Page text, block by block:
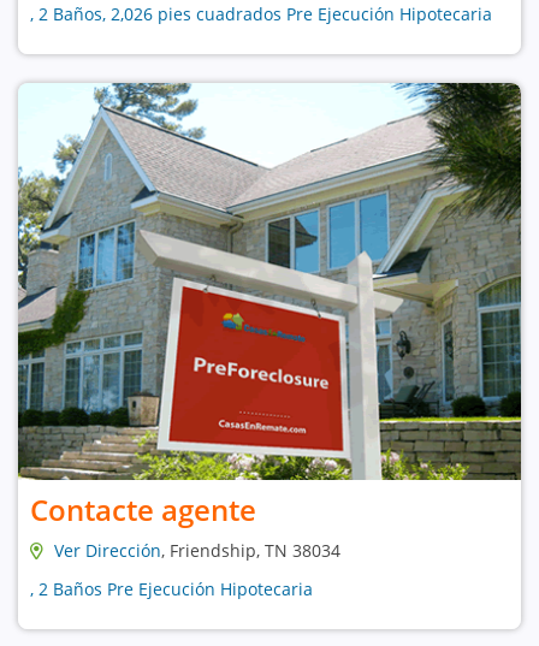
, 2 Baños, 2,026 pies cuadrados Pre Ejecución Hipotecaria
Contacte agente
Ver Dirección, Friendship, TN 38034
, 2 Baños Pre Ejecución Hipotecaria